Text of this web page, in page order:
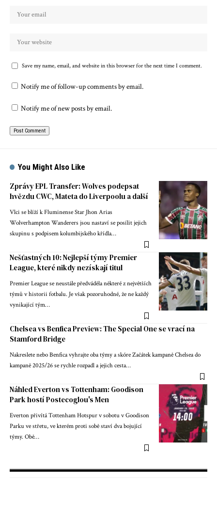
Save my name, email, and website in this browser for the next time I comment.
Notify me of follow-up comments by email.
Notify me of new posts by email.
You Might Also Like
Zprávy EPL Transfer: Wolves podepsat
hvězdu CWC, Mateta do Liverpoolu a další
Vlci se blíží k Fluminense Star Jhon Arias
Wolverhampton Wanderers jsou nastaví se posílit jejich
skupinu s podpisem kolumbijského křídla…
Nešťastných 10: Nejlepší týmy Premier
League, které nikdy nezískají titul
Premier League se neustále předváděla některé z největších
týmů v historii fotbalu. Je však pozoruhodné, že ne každý
vynikající tým…
Chelsea vs Benfica Preview: The Special One se vrací na
Stamford Bridge
Nakreslete nebo Benfica vyhrajte oba týmy a skóre Začátek kampaně Chelsea do
kampaně 2025/26 se rychle rozpadl a jejich cesta…
Náhled Everton vs Tottenham: Goodison
Park hostí Postecoglou's Men
Everton přivítá Tottenham Hotspur v sobotu v Goodison
Parku ve střetu, ve kterém proti sobě staví dva bojující
týmy. Obě…